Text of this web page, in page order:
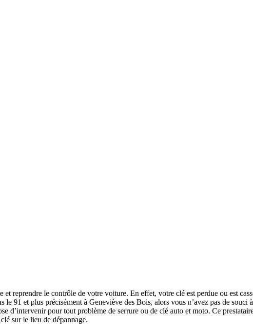
reprendre le contrôle de votre voiture. En effet, votre clé est perdue ou est
91 et plus précisément à Geneviève des Bois, alors vous n’avez pas de souci
d’intervenir pour tout problème de serrure ou de clé auto et moto. Ce
sur le lieu de dépannage.